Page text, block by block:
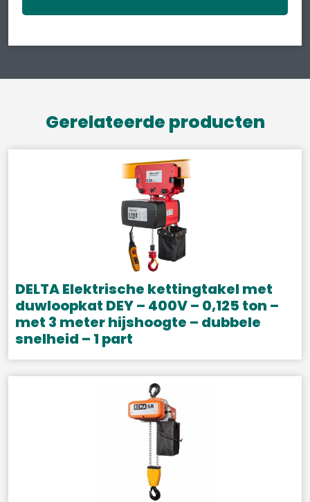
Gerelateerde producten
DELTA Elektrische kettingtakel met
duwloopkat DEY – 400V – 0,125 ton –
met 3 meter hijshoogte – dubbele
snelheid – 1 part
Dit
product